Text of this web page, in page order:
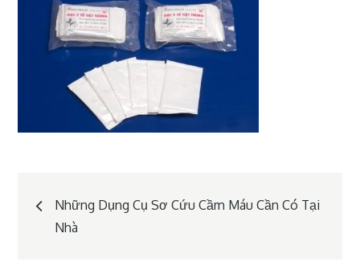
Post
navigation
Những Dụng Cụ Sơ Cứu Cầm Máu Cần Có Tại
Nhà